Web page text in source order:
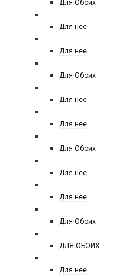
Для Обоих
Для нее
Для нее
Для Обоих
Для нее
Для нее
Для Обоих
Для нее
Для нее
Для Обоих
ДЛЯ ОБОИХ
Для нее